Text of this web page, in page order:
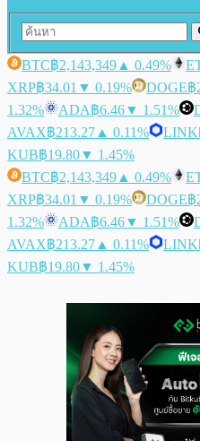
BTC฿2,143,349 ▲ 0.49%
XRP฿34.01 ▼ 0.19% DOGE฿
1.32%
ADA฿6.46▼ 1.51%
AVAX฿213.27 ▲ 0.11% LINK
KUB฿19.80▼ 1.45%
BTC฿2,143,349 ▲ 0.49%
XRP฿34.01 ▼ 0.19% DOGE฿
1.32%
ADA฿6.46▼ 1.51%
AVAX฿213.27 ▲ 0.11% LINK
KUB฿19.80▼ 1.45%